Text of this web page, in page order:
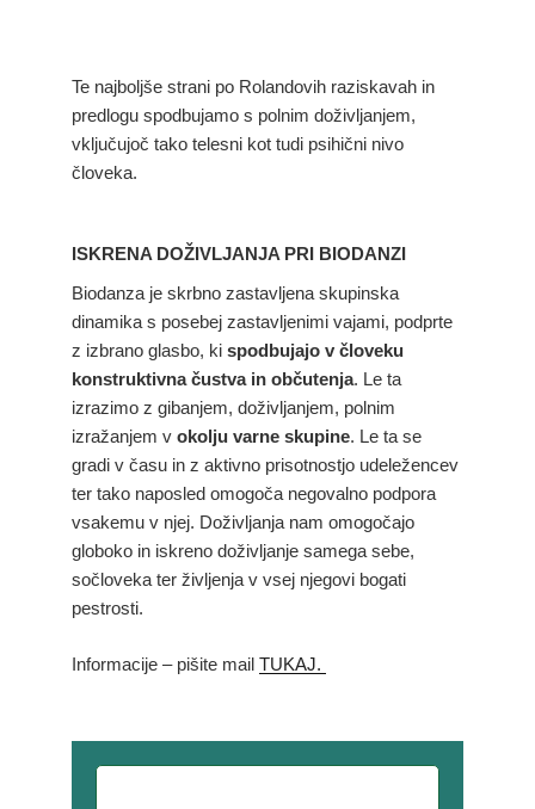
Te najboljše strani po Rolandovih raziskavah in
predlogu spodbujamo s polnim doživljanjem,
vključujoč tako telesni kot tudi psihični nivo
človeka.
ISKRENA DOŽIVLJANJA PRI BIODANZI
Biodanza je skrbno zastavljena skupinska
dinamika s posebej zastavljenimi vajami, podprte
z izbrano glasbo, ki spodbujajo v človeku
konstruktivna čustva in občutenja. Le ta
izrazimo z gibanjem, doživljanjem, polnim
izražanjem v okolju varne skupine. Le ta se
gradi v času in z aktivno prisotnostjo udeležencev
ter tako naposled omogoča negovalno podpora
vsakemu v njej. Doživljanja nam omogočajo
globoko in iskreno doživljanje samega sebe,
sočloveka ter življenja v vsej njegovi bogati
pestrosti.
Informacije – pišite mail TUKAJ.